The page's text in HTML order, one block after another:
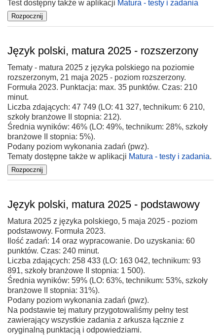
Test dostępny także w aplikacji Matura - testy i zadania
Język polski, matura 2025 - rozszerzony
Tematy - matura 2025 z języka polskiego na poziomie
rozszerzonym, 21 maja 2025 - poziom rozszerzony.
Formuła 2023. Punktacja: max. 35 punktów. Czas: 210
minut.
Liczba zdających: 47 749 (LO: 41 327, technikum: 6 210,
szkoły branżowe II stopnia: 212).
Średnia wyników: 46% (LO: 49%, technikum: 28%, szkoły
branżowe II stopnia: 5%).
Podany poziom wykonania zadań (pwz).
Tematy dostępne także w aplikacji Matura - testy i zadania.
Język polski, matura 2025 - podstawowy
Matura 2025 z języka polskiego, 5 maja 2025 - poziom
podstawowy. Formuła 2023.
Ilość zadań: 14 oraz wypracowanie. Do uzyskania: 60
punktów. Czas: 240 minut.
Liczba zdających: 258 433 (LO: 163 042, technikum: 93
891, szkoły branżowe II stopnia: 1 500).
Średnia wyników: 59% (LO: 63%, technikum: 53%, szkoły
branżowe II stopnia: 31%).
Podany poziom wykonania zadań (pwz).
Na podstawie tej matury przygotowaliśmy pełny test
zawierający wszystkie zadania z arkusza łącznie z
oryginalną punktacją i odpowiedziami.